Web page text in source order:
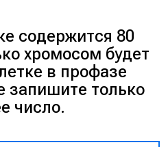
содержится 80
хромосом будет
в профазе
запишите только
число.